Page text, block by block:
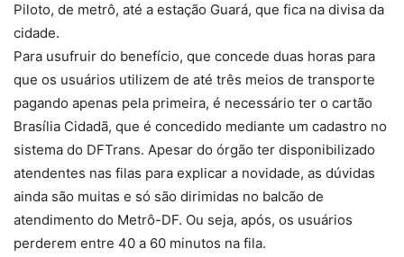
Piloto, de metrô, até a estação Guará, que fica na divisa da
cidade.
Para usufruir do benefício, que concede duas horas para
que os usuários utilizem de até três meios de transporte
pagando apenas pela primeira, é necessário ter o cartão
Brasília Cidadã, que é concedido mediante um cadastro no
sistema do DFTrans. Apesar do órgão ter disponibilizado
atendentes nas filas para explicar a novidade, as dúvidas
ainda são muitas e só são dirimidas no balcão de
atendimento do Metrô-DF. Ou seja, após, os usuários
perderem entre 40 a 60 minutos na fila.